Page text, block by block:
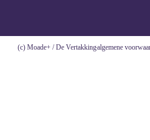
(c) Moade+ / De Vertakkingalgemene